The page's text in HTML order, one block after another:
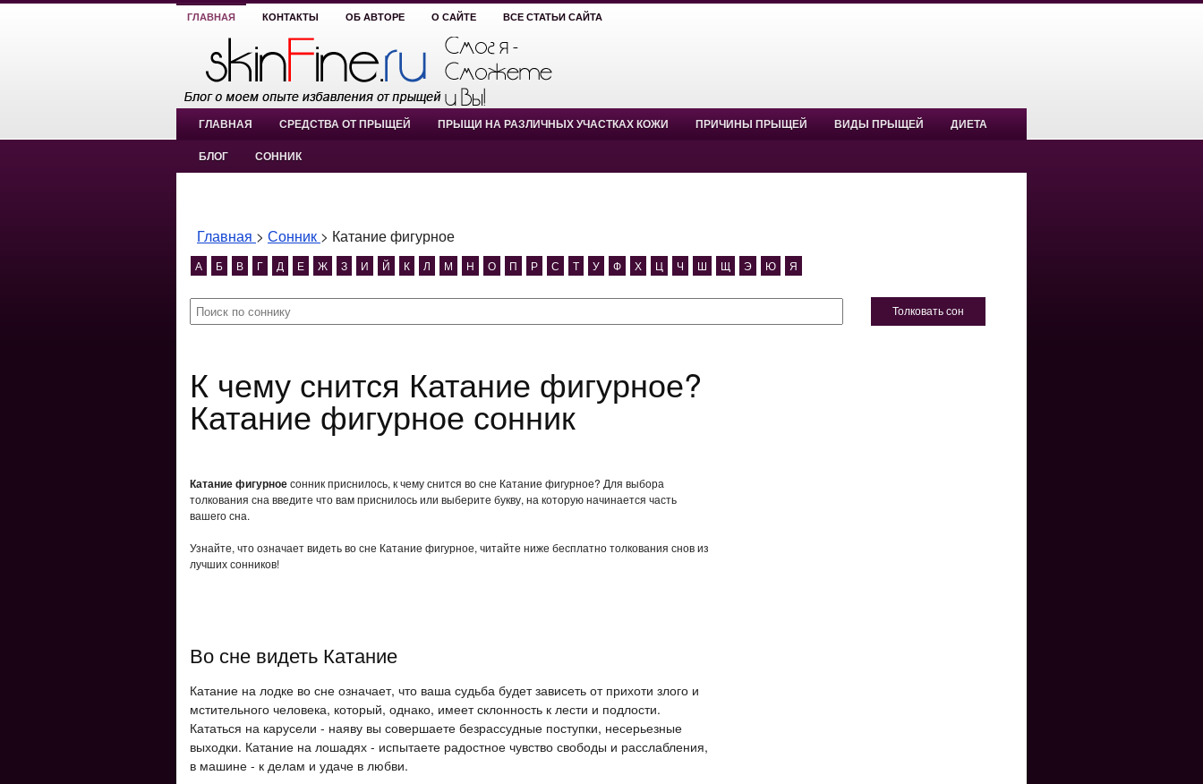
ГЛАВНАЯ КОНТАКТЫ ОБ АВТОРЕ О САЙТЕ ВСЕ СТАТЬИ САЙТА
ГЛАВНАЯ СРЕДСТВА ОТ ПРЫЩЕЙ ПРЫЩИ НА РАЗЛИЧНЫХ УЧАСТКАХ КОЖИ ПРИЧИНЫ ПРЫЩЕЙ ВИДЫ ПРЫЩЕЙ ДИЕТА
БЛОГ СОННИК
Главная > Сонник > Катание фигурное
А Б В Г Д Е Ж З И Й К Л М Н О П Р С Т У Ф Х Ц Ч Ш Щ Э Ю Я
Толковать сон
К чему снится Катание фигурное?
Катание фигурное сонник
Катание фигурноесонник приснилось, к чему снится во сне Катание фигурное? Для выбора
толкования сна введите что вам приснилось или выберите букву, на которую начинается часть
вашего сна.
Узнайте, что означает видеть во сне Катание фигурное, читайте ниже бесплатно толкования снов из
лучших сонников!
Во сне видеть Катание
Катание на лодке во сне означает, что ваша судьба будет зависеть от прихоти злого и
мстительного человека, который, однако, имеет склонность к лести и подлости.
Кататься на карусели - наяву вы совершаете безрассудные поступки, несерьезные
выходки. Катание на лошадях - испытаете радостное чувство свободы и расслабления,
в машине - к делам и удаче в любви.